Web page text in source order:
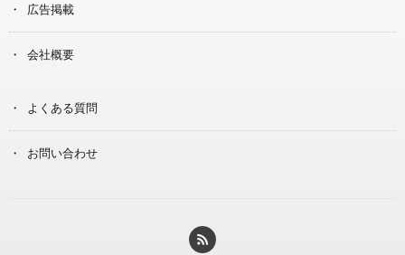
広告掲載
会社概要
よくある質問
お問い合わせ